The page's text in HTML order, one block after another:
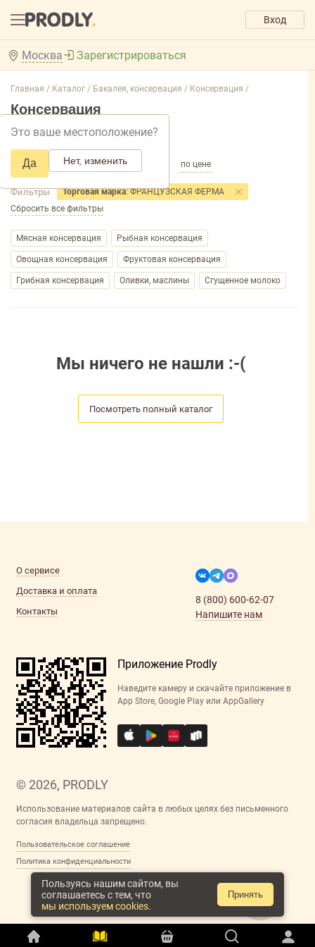
Пользуясь нашим сайтом, вы
соглашаетесь с тем, что
мы используем cookies.
Принять
Вход
Москва
Это ваше местоположение?
Да Нет, изменить
Зарегистрироваться
Главная / Каталог / Бакалея, консервация / Консервация /
Консервация
Добавить фильтр товаров
по популярности по названию по цене
Фильтры Торговая марка: ФРАНЦУЗСКАЯ ФЕРМА
Сбросить все фильтры
Мясная консервация Рыбная консервация
Овощная консервация Фруктовая консервация
Грибная консервация Оливки, маслины Сгущенное молоко
Мы ничего не нашли :-(
Посмотреть полный каталог
© 2026, PRODLY
Использование материалов сайта в любых целях без письменного
согласия владельца запрещено.
Пользовательское соглашение
Политика конфиденциальности
О сервисе
Доставка и оплата
Контакты
8 (800) 600-62-07
Напишите нам
Приложение Prodly
Наведите камеру и скачайте приложение в
App Store, Google Play или AppGallery